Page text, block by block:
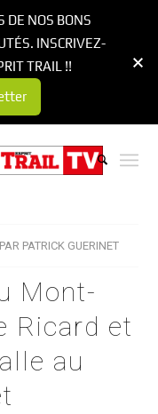
PAR PATRICK GUERINET
Mont-
Ricard et
au
DE NOS BONS
INSCRIVEZ-
TRAIL !!